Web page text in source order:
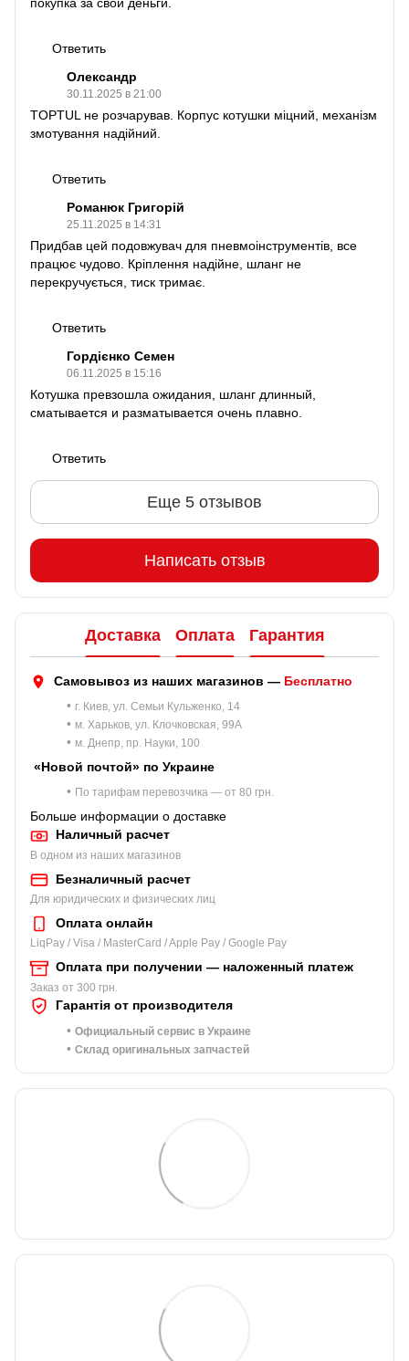
Ответить
Олександр
30.11.2025 в 21:00
TOPTUL не розчарував. Корпус котушки міцний, механізм
змотування надійний.
Ответить
Романюк Григорій
25.11.2025 в 14:31
Придбав цей подовжувач для пневмоінструментів, все
працює чудово. Кріплення надійне, шланг не
перекручується, тиск тримає.
Ответить
Гордієнко Семен
06.11.2025 в 15:16
Котушка превзошла ожидания, шланг длинный,
сматывается и разматывается очень плавно.
Ответить
Еще 5 отзывов
Написать отзыв
Доставка Оплата Гарантия
Самовывоз из наших магазинов — Бесплатно
• г. Киев, ул. Семьи Кульженко, 14
• м. Харьков, ул. Клочковская, 99A
• м. Днепр, пр. Науки, 100
«Новой почтой» по Украине
• По тарифам перевозчика — от 80 грн.
Больше информации о доставке
Наличный расчет
В одном из наших магазинов
Безналичный расчет
Для юридических и физических лиц
Оплата онлайн
LiqPay / Visa / MasterCard / Apple Pay / Google Pay
Оплата при получении — наложенный платеж
Заказ от 300 грн.
Гарантія от производителя
• Официальный сервис в Украине
• Склад оригинальных запчастей